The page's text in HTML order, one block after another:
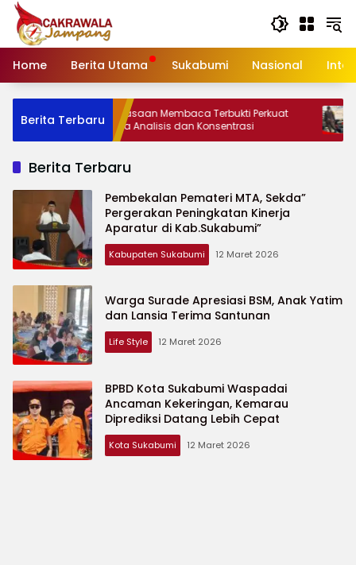
Langsung
konten
Home
Berita Utama Sukabumi Nasional
Berita Terbaru
Kebiasaan Membaca Terbukti Perkuat
Daya Analisis dan Konsentrasi
Aksi
Busana
Berita Terbaru
Pembekalan Pemateri MTA, Sekda”
Pergerakan Peningkatan Kinerja
Aparatur di Kab.Sukabumi”
Kabupaten Sukabumi 12 Maret 2026
Warga Surade Apresiasi BSM, Anak Yatim
dan Lansia Terima Santunan
Life Style 12 Maret 2026
BPBD Kota Sukabumi Waspadai
Ancaman Kekeringan, Kemarau
Diprediksi Datang Lebih Cepat
Kota Sukabumi 12 Maret 2026